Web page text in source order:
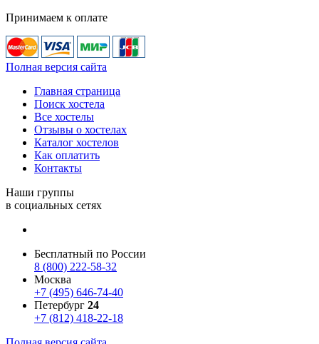
Принимаем к оплате
Полная версия сайта
Главная страница
Поиск хостела
Все хостелы
Отзывы о хостелах
Каталог хостелов
Как оплатить
Контакты
Наши группы
в социальных сетях
Бесплатный по России
8 (800) 222-58-32
Москва
+7 (495) 646-74-40
Петербург 24
+7 (812) 418-22-18